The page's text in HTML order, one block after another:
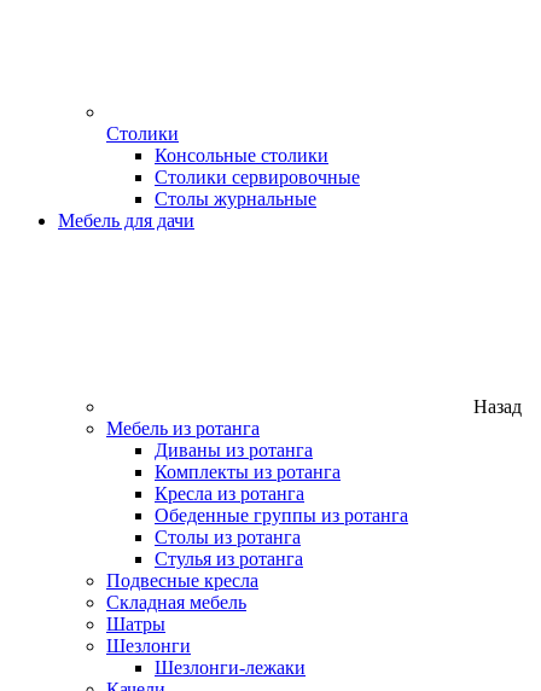
Столики
Консольные столики
Столики сервировочные
Столы журнальные
Мебель для дачи
Назад
Мебель из ротанга
Диваны из ротанга
Комплекты из ротанга
Кресла из ротанга
Обеденные группы из ротанга
Столы из ротанга
Стулья из ротанга
Подвесные кресла
Складная мебель
Шатры
Шезлонги
Шезлонги-лежаки